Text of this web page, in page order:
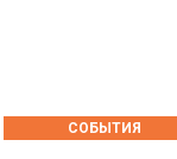
СОБЫТИЯ